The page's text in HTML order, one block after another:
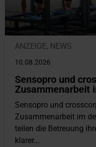
ANZEIGE, NEWS
10.08.2026
Sensopro und
Zusammenarbeit
Sensopro und
Zusammenarbeit im
teilen die Betreuung
klarer...